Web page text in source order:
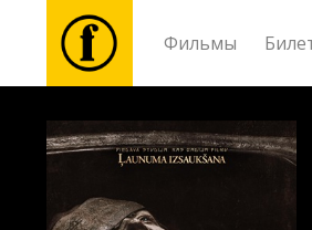
Фильмы
Фильмы